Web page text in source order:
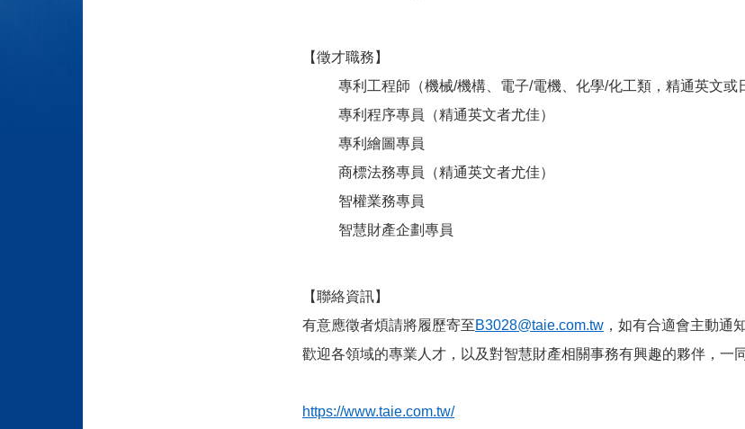
【徵才職務】
專利工程師（機械/機構、電子/電機、化學/化工類，精通英文或
專利程序專員（精通英文者尤佳）
專利繪圖專員
商標法務專員（精通英文者尤佳）
智權業務專員
智慧財產企劃專員
【聯絡資訊】
有意應徵者煩請將履歷寄至B3028@taie.com.tw ，如有合適會主動通
歡迎各領域的專業人才，以及對智慧財產相關事務有興趣的夥伴，一
https://www.taie.com.tw/